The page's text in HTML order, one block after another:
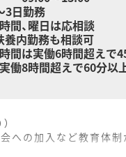
3日勤務
間、曜日は応相談
内勤務も相談可
間は実働6時間超えで
働8時間超えで60分以
の加入など教育体